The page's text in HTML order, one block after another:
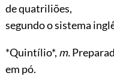
de quatriliões,
segundo o sistema
*Quintílio*, m.
em pó.